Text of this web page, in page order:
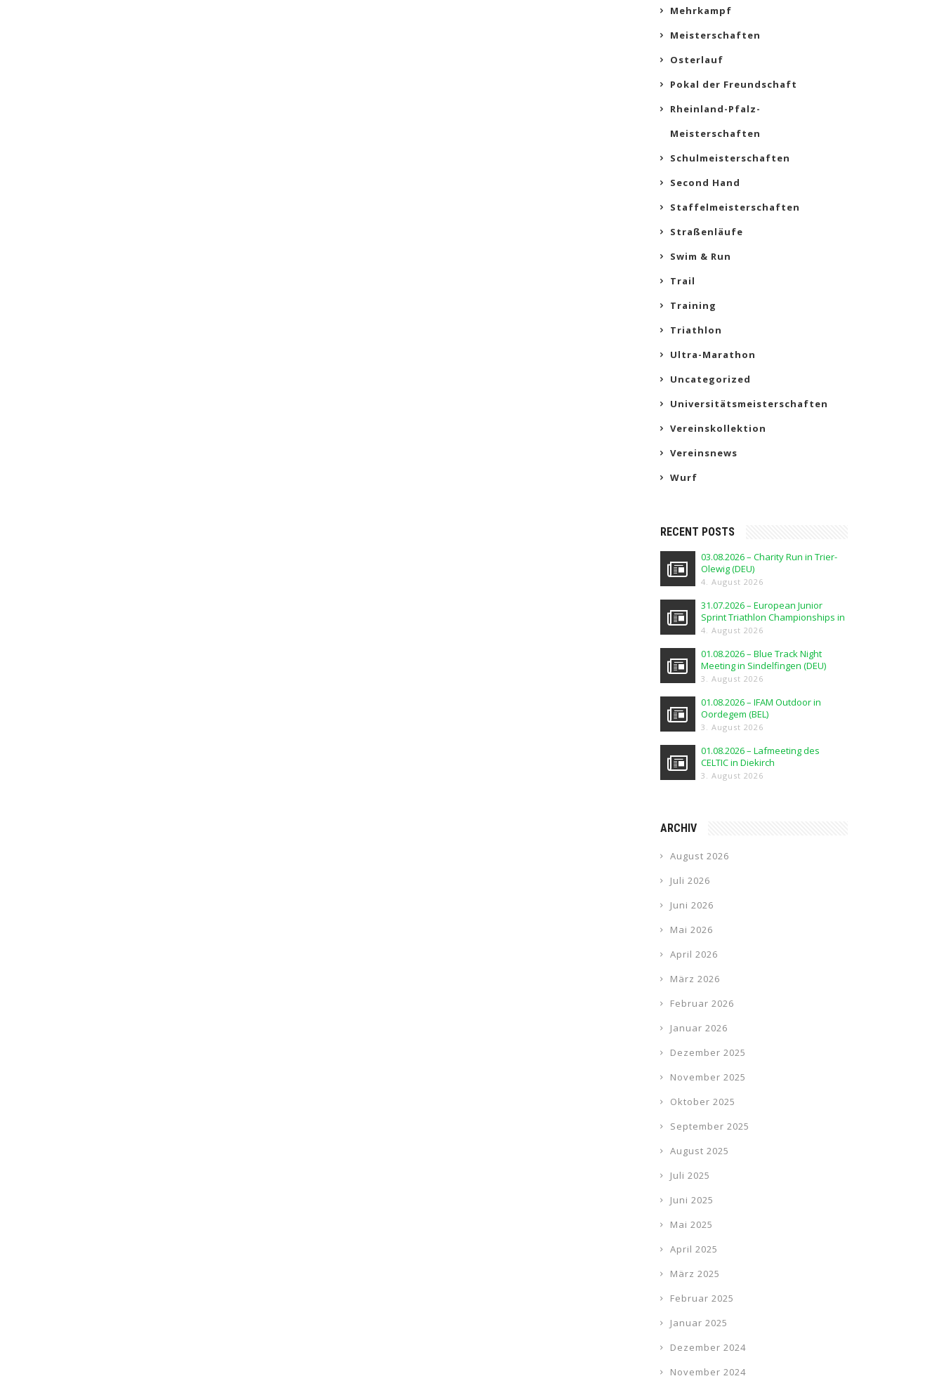
Mehrkampf
Meisterschaften
Osterlauf
Pokal der Freundschaft
Rheinland-Pfalz-
Meisterschaften
Schulmeisterschaften
Second Hand
Staffelmeisterschaften
Straßenläufe
Swim & Run
Trail
Training
Triathlon
Ultra-Marathon
Uncategorized
Universitätsmeisterschaften
Vereinskollektion
Vereinsnews
Wurf
RECENT POSTS
03.08.2026 – Charity Run in Trier-
Olewig (DEU)
4. August 2026
31.07.2026 – European Junior
Sprint Triathlon Championships in
Elblag (POL)
4. August 2026
01.08.2026 – Blue Track Night
Meeting in Sindelfingen (DEU)
3. August 2026
01.08.2026 – IFAM Outdoor in
Oordegem (BEL)
3. August 2026
01.08.2026 – Lafmeeting des
CELTIC in Diekirch
3. August 2026
ARCHIV
August 2026
Juli 2026
Juni 2026
Mai 2026
April 2026
März 2026
Februar 2026
Januar 2026
Dezember 2025
November 2025
Oktober 2025
September 2025
August 2025
Juli 2025
Juni 2025
Mai 2025
April 2025
März 2025
Februar 2025
Januar 2025
Dezember 2024
November 2024